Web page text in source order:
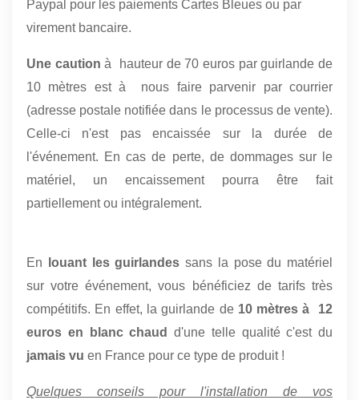
Paypal pour les paiements Cartes Bleues ou par
virement bancaire.
Une caution à hauteur de 70 euros par guirlande de
10 mètres est à nous faire parvenir par courrier
(adresse postale notifiée dans le processus de vente).
Celle-ci n'est pas encaissée sur la durée de
l'événement. En cas de perte, de dommages sur le
matériel, un encaissement pourra être fait
partiellement ou intégralement.
En louant les guirlandes sans la pose du matériel
sur votre événement, vous bénéficiez de tarifs très
compétitifs. En effet, la guirlande de 10 mètres à 12
euros en blanc chaud
d'une telle qualité c'est du
jamais vu en France pour ce type de produit !
Quelques conseils pour l'installation de vos